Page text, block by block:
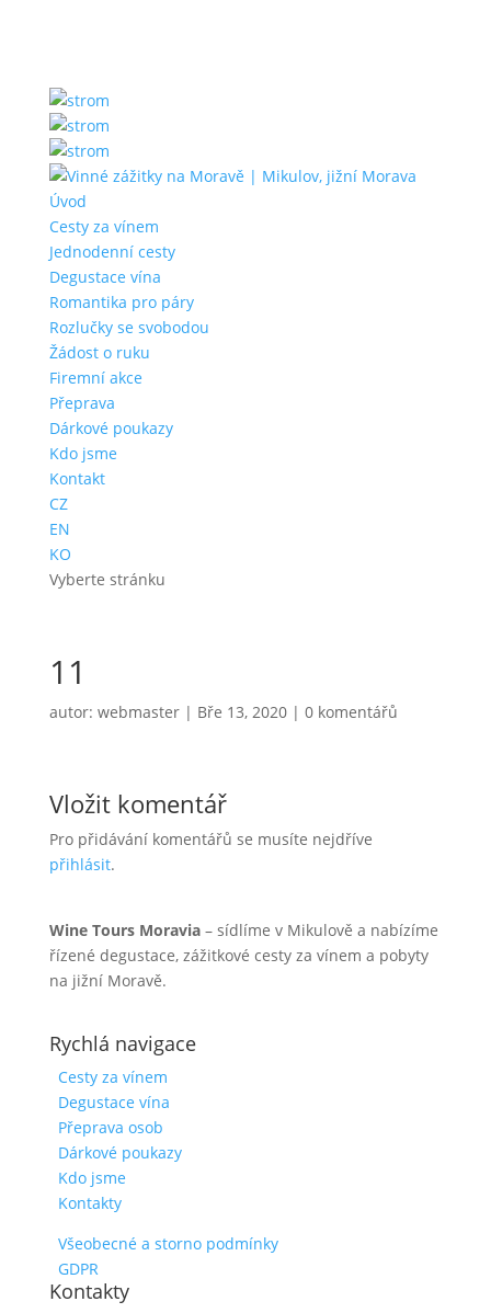
Úvod
Cesty za vínem
Jednodenní cesty
Degustace vína
Romantika pro páry
Rozlučky se svobodou
Žádost o ruku
Firemní akce
Přeprava
Dárkové poukazy
Kdo jsme
Kontakt
CZ
EN
KO
Vyberte stránku
11
autor: webmaster| Bře 13, 2020| 0 komentářů
Vložit komentář
Pro přidávání komentářů se musíte nejdříve
přihlásit.
Wine Tours Moravia– sídlíme v Mikulově a nabízíme
řízené degustace, zážitkové cesty za vínem a pobyty
na jižní Moravě.
Rychlá navigace
Cesty za vínem
Degustace vína
Přeprava osob
Dárkové poukazy
Kdo jsme
Kontakty
Všeobecné a storno podmínky
GDPR
Kontakty